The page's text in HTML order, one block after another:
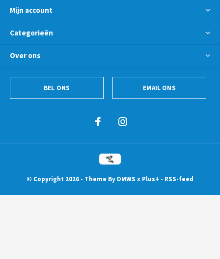
Mijn account
Categorieën
Over ons
BEL ONS EMAIL ONS
© Copyright 2026 - Theme By DMWS x Plus+ - RSS-feed